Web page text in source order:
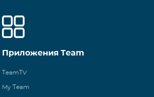
Приложения Team
TeamTV
My Team